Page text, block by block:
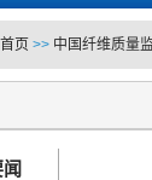
首页 >> 中国纤维质量